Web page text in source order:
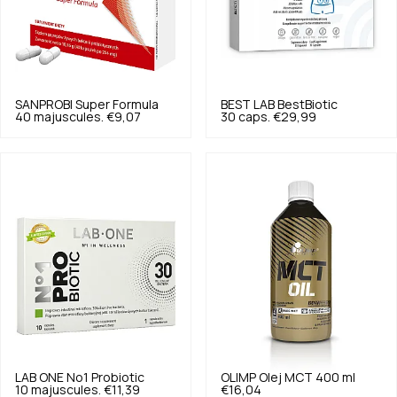
SANPROBI Super Formula
40 majuscules. €9,07
BEST LAB BestBiotic
30 caps. €29,99
LAB ONE No1 Probiotic
10 majuscules. €11,39
OLIMP Olej MCT 400 ml
€16,04